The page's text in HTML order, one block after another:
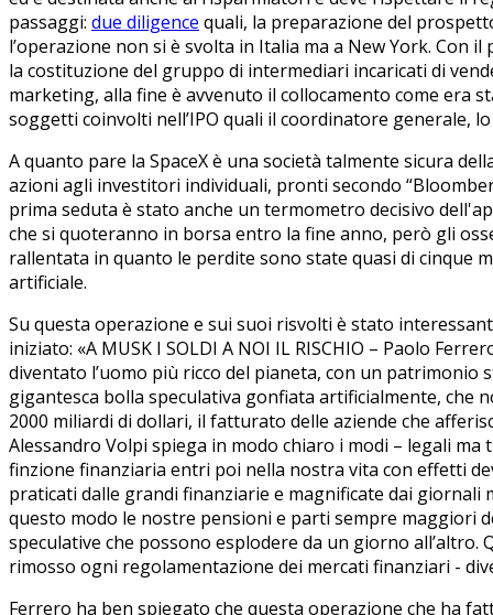
passaggi: due diligence quali, la preparazione del
l’operazione non si è svolta in Italia ma a New York. Con
la costituzione del gruppo di intermediari incaricati di
marketing, alla fine è avvenuto il collocamento come era
soggetti coinvolti nell’IPO quali il coordinatore generale,
A quanto pare la SpaceX è una società talmente sicura
azioni agli investitori individuali, pronti secondo
prima seduta è stato anche un termometro decisivo
che si quoteranno in borsa entro la fine anno, però gli
rallentata in quanto le perdite sono state quasi di cinque
artificiale.
Su questa operazione e sui suoi risvolti è stato
iniziato: «A MUSK I SOLDI A NOI IL RISCHIO – Paolo
diventato l’uomo più ricco del pianeta, con un
gigantesca bolla speculativa gonfiata artificialmente, che
2000 miliardi di dollari, il fatturato delle aziende che
Alessandro Volpi spiega in modo chiaro i modi – legali
finzione finanziaria entri poi nella nostra vita con effetti
praticati dalle grandi finanziarie e magnificate dai giornali
questo modo le nostre pensioni e parti sempre maggiori
speculative che possono esplodere da un giorno
rimosso ogni regolamentazione dei mercati finanziari -
Ferrero ha ben spiegato che questa operazione che ha